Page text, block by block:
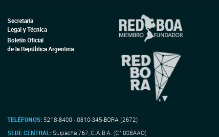
Secretaría
Legal y Técnica
Boletín Oficial
de la República Argentina
TELÉFONOS: 5218-8400 - 0810-345-BORA (2672)
SEDE CENTRAL:Suipacha 767, C.A.B.A. (C1008AAO)